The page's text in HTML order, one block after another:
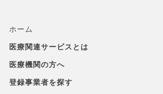
ホーム
医療関連サービスとは
医療機関の方へ
登録事業者を探す